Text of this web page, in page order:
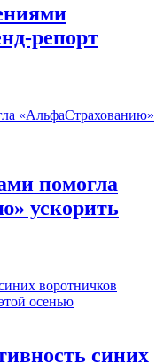
репорт
помогла
ускорить
синих